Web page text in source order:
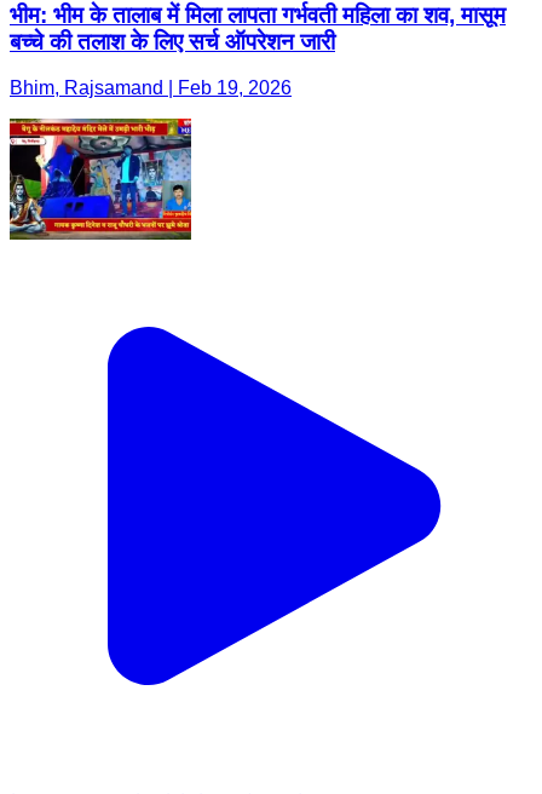
भीम: भीम के तालाब में मिला लापता गर्भवती महिला का शव, मासूम
बच्चे की तलाश के लिए सर्च ऑपरेशन जारी
Bhim, Rajsamand | Feb 19, 2026